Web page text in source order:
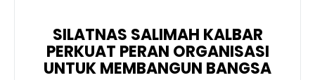
SILATNAS SALIMAH KALBAR
PERKUAT PERAN ORGANISASI
UNTUK MEMBANGUN BANGSA